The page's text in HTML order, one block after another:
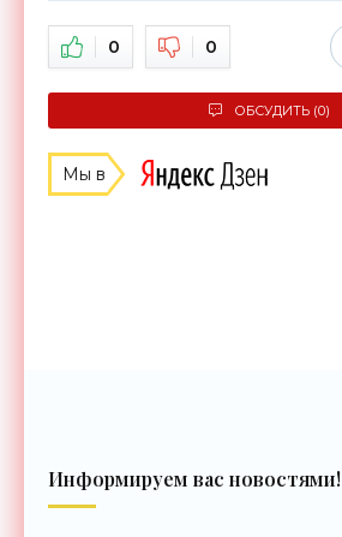
0 0
ОБСУДИТЬ (0)
Мы в
Информируем вас новостями!